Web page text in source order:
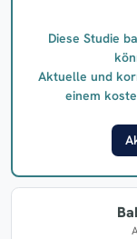
Diese Studie
Aktuelle und
einem